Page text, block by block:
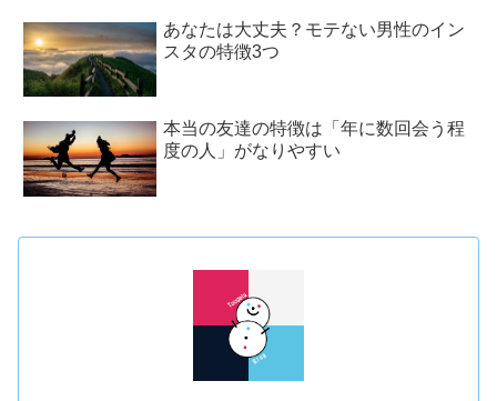
あなたは大丈夫？モテない男性のイン
スタの特徴3つ
本当の友達の特徴は「年に数回会う程
度の人」がなりやすい